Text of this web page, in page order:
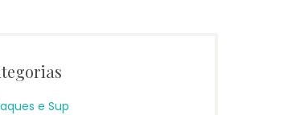
e Sup